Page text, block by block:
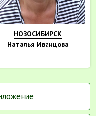
НОВОСИБИРСК
Наталья Иванцова